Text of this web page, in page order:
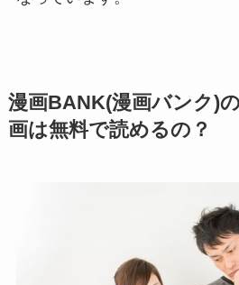
漫画BANK(漫画バンク)
画は無料で読めるの？